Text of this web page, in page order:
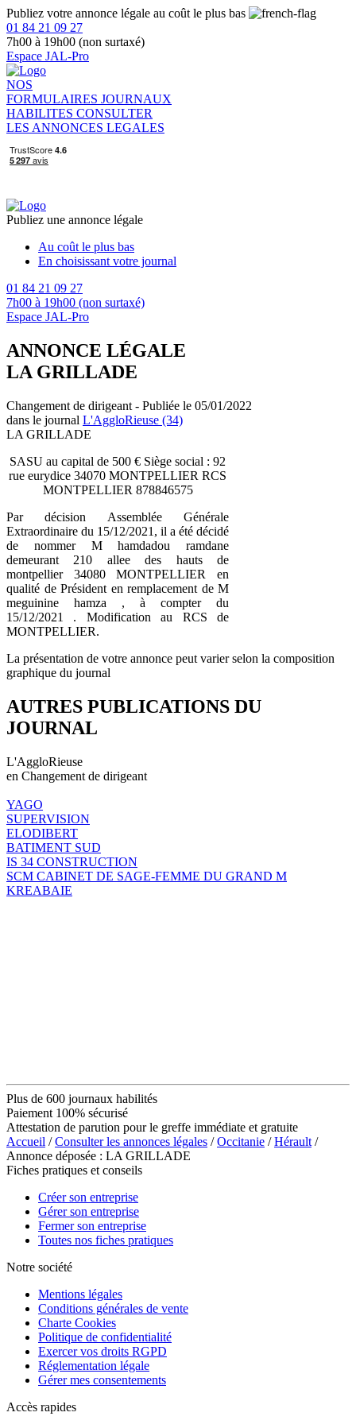
Publiez votre annonce légale au coût le plus bas
01 84 21 09 27
7h00 à 19h00 (non surtaxé)
Espace JAL-Pro
NOS
FORMULAIRES JOURNAUX
HABILITES CONSULTER
LES ANNONCES LEGALES
Publiez une annonce légale
Au coût le plus bas
En choisissant votre journal
01 84 21 09 27
7h00 à 19h00 (non surtaxé)
Espace JAL-Pro
ANNONCE LÉGALE
LA GRILLADE
Changement de dirigeant - Publiée le 05/01/2022
dans le journal L'AggloRieuse (34)
LA GRILLADE
SASU au capital de 500 € Siège social : 92
rue eurydice 34070 MONTPELLIER RCS
MONTPELLIER 878846575
Par décision Assemblée Générale
Extraordinaire du 15/12/2021, il a été décidé
de nommer M hamdadou ramdane
demeurant 210 allee des hauts de
montpellier 34080 MONTPELLIER en
qualité de Président en remplacement de M
meguinine hamza , à compter du
15/12/2021 . Modification au RCS de
MONTPELLIER.
La présentation de votre annonce peut varier selon la composition
graphique du journal
AUTRES PUBLICATIONS DU
JOURNAL
L'AggloRieuse
en Changement de dirigeant
YAGO
SUPERVISION
ELODIBERT
BATIMENT SUD
IS 34 CONSTRUCTION
SCM CABINET DE SAGE-FEMME DU GRAND M
KREABAIE
Plus de 600 journaux habilités
Paiement 100% sécurisé
Attestation de parution pour le greffe immédiate et gratuite
Accueil /Consulter les annonces légales /Occitanie /Hérault /
Annonce déposée : LA GRILLADE
Fiches pratiques et conseils
Créer son entreprise
Gérer son entreprise
Fermer son entreprise
Toutes nos fiches pratiques
Notre société
Mentions légales
Conditions générales de vente
Charte Cookies
Politique de confidentialité
Exercer vos droits RGPD
Réglementation légale
Gérer mes consentements
Accès rapides